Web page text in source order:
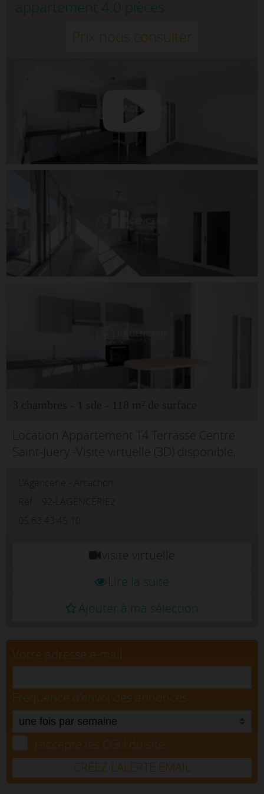
appartement 4.0 pièces
Prix nous consulter
Location Appartement T4 Terrasse Centre
Saint-Juery -Visite virtuelle (3D) disponible,
visite virtuelle
Lire la suite
Ajouter à ma sélection
Votre adresse e-mail
Fréquence d'envoi des annonces
J'accepte les CGU du site.
CRÉEZ L’ALERTE EMAIL